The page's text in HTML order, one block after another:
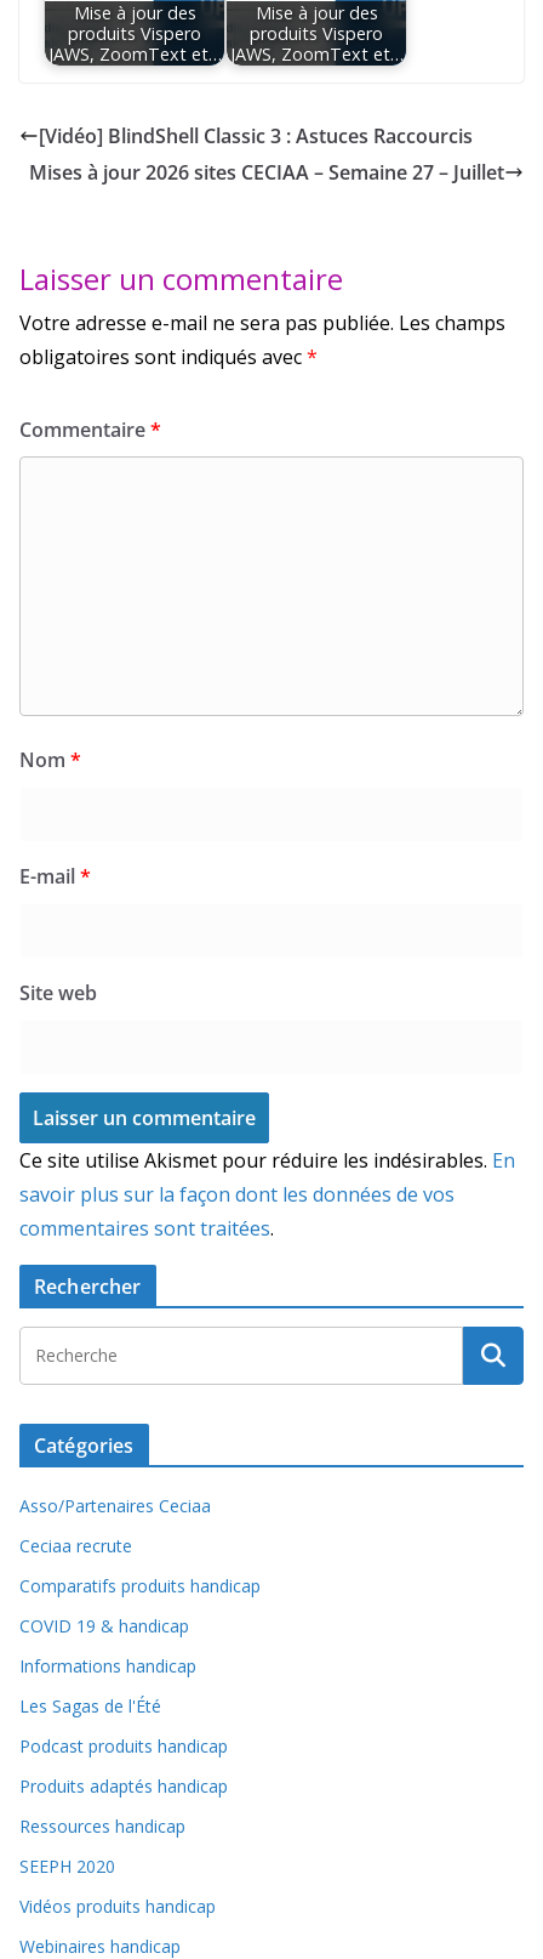
Mise à jour des
produits Vispero
JAWS, ZoomText et…
Mise à jour des
produits Vispero
JAWS, ZoomText et…
[Vidéo] BlindShell Classic 3 : Astuces Raccourcis
Mises à jour 2026 sites CECIAA – Semaine 27 – Juillet
Laisser un commentaire
Votre adresse e-mail ne sera pas publiée. Les champs
obligatoires sont indiqués avec*
Commentaire*
Nom *
E-mail*
Site web
Ce site utilise Akismet pour réduire les indésirables. En
savoir plus sur la façon dont les données de vos
commentaires sont traitées.
Rechercher
Catégories
Asso/Partenaires Ceciaa
Ceciaa recrute
Comparatifs produits handicap
COVID 19 & handicap
Informations handicap
Les Sagas de l'Été
Podcast produits handicap
Produits adaptés handicap
Ressources handicap
SEEPH 2020
Vidéos produits handicap
Webinaires handicap